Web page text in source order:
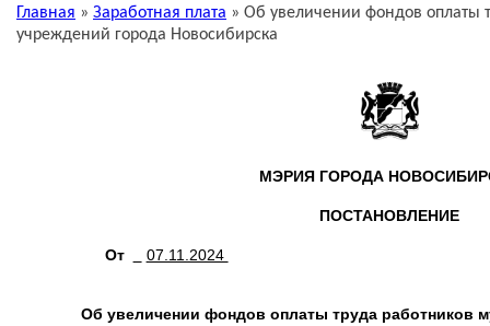
Вы здесь
Главная » Заработная плата » Об увеличении фондов оплаты
учреждений города Новосибирска
МЭРИЯ ГОРОДА
ПОСТАНОВЛЕНИЕ
От 07.11.2024
Об увеличении фондов оплаты труда работников